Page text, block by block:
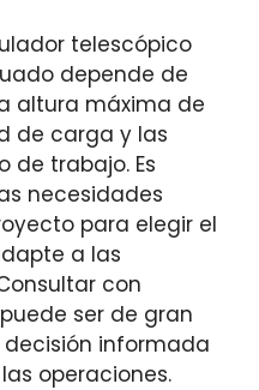
telescópico
depende de
altura máxima de
de carga y las
de trabajo. Es
necesidades
para elegir el
a las
con
ser de gran
informada
operaciones.